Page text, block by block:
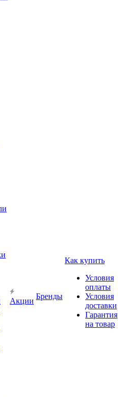
Акции
Бренды
Как купить
Условия
оплаты
Условия
доставки
Гарантия
на товар